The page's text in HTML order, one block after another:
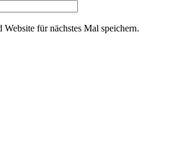
für nächstes Mal speichern.